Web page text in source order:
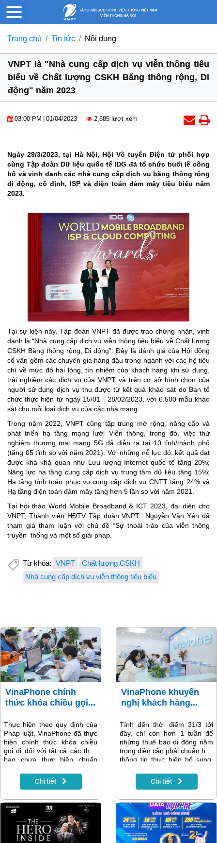
Trang chủ Tin tức Nội dung
VNPT là "Nhà cung cấp dịch vụ viễn thông tiêu
biểu về Chất lượng CSKH Băng thông rộng, Di
động" năm 2023
03:00 PM 01/04/2023 2,685 lượt xem
Ngày 29/3/2023, tại Hà Nội, Hội Vô tuyến Điện tử phối hợp
cùng Tập đoàn Dữ liệu quốc tế IDG đã tổ chức buổi lễ công
bố và vinh danh các nhà cung cấp dịch vụ băng thông rộng
di động, cố định, ISP và điện toán đám mây tiêu biểu năm
2023.
Tại sự kiện này, Tập đoàn VNPT đã được trao chứng nhận, vinh
danh là “Nhà cung cấp dịch vụ viễn thông tiêu biểu về Chất lượng
CSKH Băng thông rộng, Di động”. Đây là đánh giá của Hội đồng
cố vấn gồm các chuyên gia hàng đầu trong ngành với các hệ tiêu
chí về mức độ hài lòng, tín nhiệm của khách hàng khi sử dụng,
trải nghiệm các dịch vụ của VNPT và trên cơ sở bình chọn của
người sử dụng dịch vụ thu được từ kết quả khảo sát do Ban tổ
chức thực hiện từ ngày 15/01 - 28/02/2023, với 6.500 mẫu khảo
sát cho mỗi loại dịch vụ của các nhà mạng.
Trong năm 2022, VNPT cũng tập trung mở rộng, nâng cấp và
phát triển hạ tầng mạng lưới Viễn thông, trong đó, việc thử
nghiệm thương mại mạng 5G đã diễn ra tại 10 tỉnh/thành phố
(tăng 05 tỉnh so với năm 2021). Với những nỗ lực đó, kết quả đạt
được khá khả quan như Lưu lượng Internet quốc tế tăng 20%;
Năng lực hạ tầng cung cấp dịch vụ trung tâm dữ liệu tăng 15%;
Hạ tầng tính toán phục vụ cung cấp dịch vụ CNTT tăng 24% và
Hạ tầng điện toán đám mây tăng hơn 5 lần so với năm 2021.
Tại hội thảo World Mobile Broadband & ICT 2023, đại diện cho
VNPT, Thành viên HĐTV Tập đoàn VNPT Nguyễn Văn Yên đã
tham gia tham luận với chủ đề “Sự thoái trào của viễn thông
truyền thống và một số giải pháp.
Từ khóa: VNPT
Chất lượng CSKH
Nhà cung cấp dịch vụ viễn thông tiêu biểu
VinaPhone chính
thức khóa chiều gọi...
Thực hiện theo quy định của
Pháp luật, VinaPhone đã thực
hiện chính thức khóa chiều
gọi đi đối với tất cả các thuê
bao chưa thực hiện chuẩn
31/3/2023 và sẽ tiếp tục khóa
1 chiều vào các thời điểm
đối với một số khách hàng
khác thuộc diện cần chuẩn
hóa lại thông tin thuê bao/xác
minh chính chủ.
Chi tiết
VinaPhone khuyến
nghị khách hàng...
Tính đến thời điểm 31/3 tới
đây, chỉ còn hơn 1 tuần để
những thuê bao di động nằm
trong diện cần phải chuẩn hóa
thông tin thực hiện bổ sung,
định. VinaPhone khuyến nghị
tất cả các khách hàng đã
kênh chính thức của nhà
mạng cần sớm thực hiện
chuẩn hóa để đảm bảo quyền
lợi, tránh bị gián đoạn liên lạc
1 chiều.
Chi tiết